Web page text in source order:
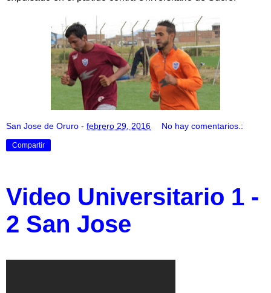
San Jose de Oruro - febrero 29, 2016 No hay comentarios.:
Compartir
Video Universitario 1 -
2 San Jose